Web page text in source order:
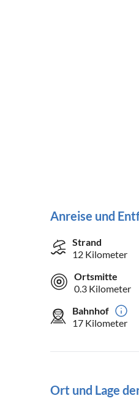
Anreise und
Strand
12 Kilometer
Ortsmitte
0.3 Kilometer
Bahnhof
17 Kilometer
Ort und Lage